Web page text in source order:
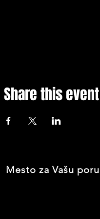
Share this event
Mesto za Vašu